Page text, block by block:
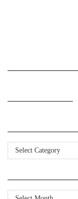
Kategorier
Arkiv